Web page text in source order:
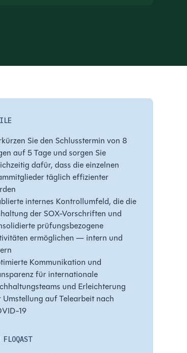
Sie den Schlusstermin von 8
auf 5 Tage und sorgen Sie
dafür, dass die einzelnen
täglich effizienter
internes Kontrollumfeld, die die
der SOX-Vorschriften und
prüfungsbezogene
ermöglichen — intern und
Kommunikation und
für internationale
und Erleichterung
Umstellung auf Telearbeit nach
19
FLOQAST